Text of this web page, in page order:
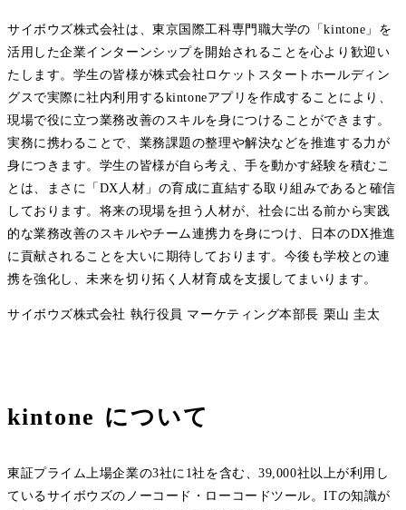
サイボウズ株式会社は、東京国際工科専門職大学の「kintone」を
活用した企業インターンシップを開始されることを心より歓迎い
たします。学生の皆様が株式会社ロケットスタートホールディン
グスで実際に社内利用するkintoneアプリを作成することにより、
現場で役に立つ業務改善のスキルを身につけることができます。
実務に携わることで、業務課題の整理や解決などを推進する力が
身につきます。学生の皆様が自ら考え、手を動かす経験を積むこ
とは、まさに「DX人材」の育成に直結する取り組みであると確信
しております。将来の現場を担う人材が、社会に出る前から実践
的な業務改善のスキルやチーム連携力を身につけ、日本のDX推進
に貢献されることを大いに期待しております。今後も学校との連
携を強化し、未来を切り拓く人材育成を支援してまいります。
サイボウズ株式会社 執行役員 マーケティング本部長 栗山 圭太
kintone について
東証プライム上場企業の3社に1社を含む、39,000社以上が利用し
ているサイボウズのノーコード・ローコードツール。ITの知識が